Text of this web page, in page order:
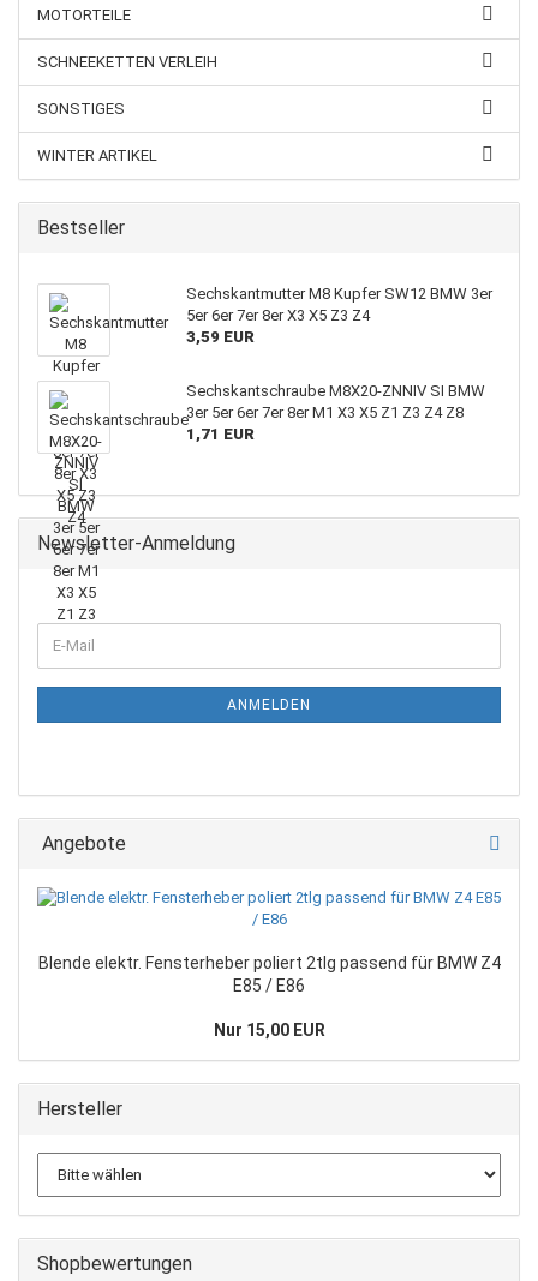
MOTORTEILE
SCHNEEKETTEN VERLEIH
SONSTIGES
WINTER ARTIKEL
Bestseller
Sechskantmutter M8 Kupfer SW12 BMW 3er
5er 6er 7er 8er X3 X5 Z3 Z4
3,59 EUR
Sechskantschraube M8X20-ZNNIV SI BMW
3er 5er 6er 7er 8er M1 X3 X5 Z1 Z3 Z4 Z8
1,71 EUR
Newsletter-Anmeldung
ANMELDEN
Angebote
Blende elektr. Fensterheber poliert 2tlg passend für BMW Z4
E85 / E86
Nur 15,00 EUR
Hersteller
Shopbewertungen